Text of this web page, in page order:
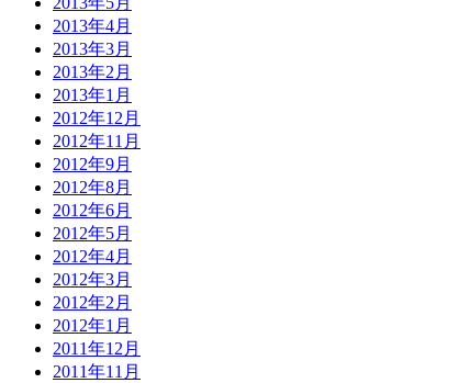
2013年4月
2013年3月
2013年2月
2013年1月
2012年12月
2012年11月
2012年9月
2012年8月
2012年6月
2012年5月
2012年4月
2012年3月
2012年2月
2012年1月
2011年12月
2011年11月